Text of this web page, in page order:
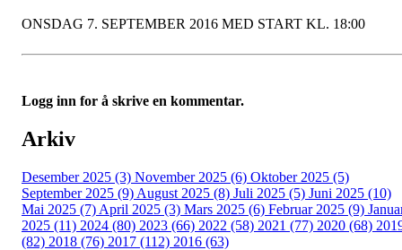
ONSDAG 7. SEPTEMBER 2016 MED START KL. 18:00
Logg inn for å skrive en kommentar.
Arkiv
Desember 2025 (3) November 2025 (6) Oktober 2025 (5)
September 2025 (9) August 2025 (8) Juli 2025 (5) Juni 2025 (10)
Mai 2025 (7) April 2025 (3) Mars 2025 (6) Februar 2025 (9)
2025 (11) 2024 (80) 2023 (66) 2022 (58) 2021 (77) 2020 (68)
(82) 2018 (76) 2017 (112) 2016 (63)